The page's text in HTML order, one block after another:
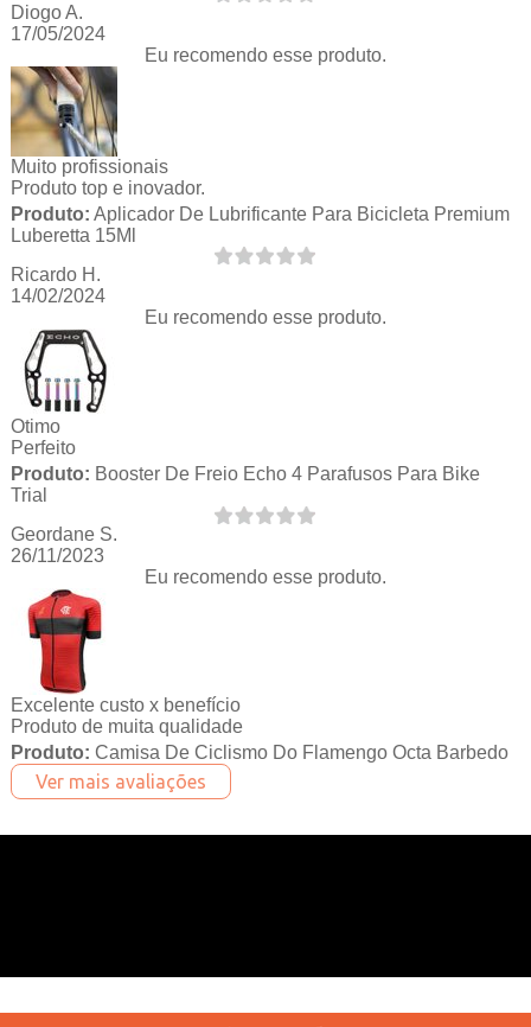
Diogo A.
17/05/2024
Eu recomendo esse produto.
Muito profissionais
Produto top e inovador.
Produto: Aplicador De Lubrificante Para Bicicleta Premium
Luberetta 15Ml
Ricardo H.
14/02/2024
Eu recomendo esse produto.
Otimo
Perfeito
Produto: Booster De Freio Echo 4 Parafusos Para Bike
Trial
Geordane S.
26/11/2023
Eu recomendo esse produto.
Excelente custo x benefício
Produto de muita qualidade
Produto: Camisa De Ciclismo Do Flamengo Octa Barbedo
Ver mais avaliações